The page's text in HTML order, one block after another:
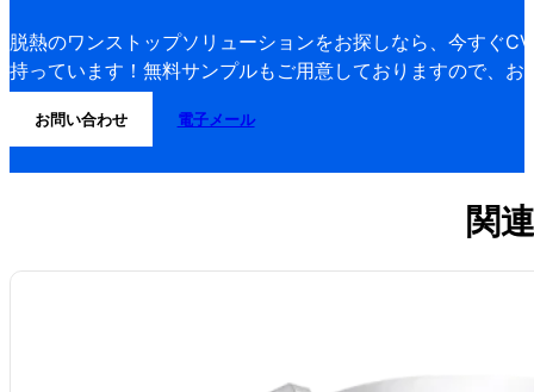
脱熱のワンストップソリューションをお探しなら、今すぐ
持っています！無料サンプルもご用意しておりますので、
お問い合わせ 電子メール
関